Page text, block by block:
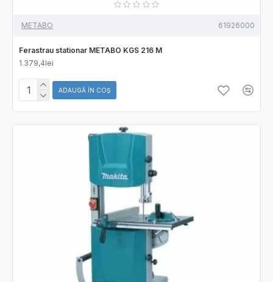
METABO 61926000
Ferastrau stationar METABO KGS 216 M
1.379,4lei
ADAUGĂ ÎN COŞ